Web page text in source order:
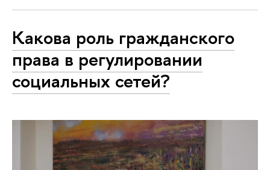
Какова роль гражданского
права в регулировании
социальных сетей?